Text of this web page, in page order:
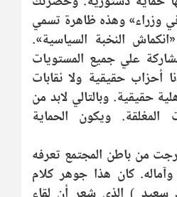
وزراء» وهذه ظاهرة تسمي
النخبة السياسية».
علي جميع المستويات
أحزاب حقيقية ولا نقابات
حقيقية. وبالتالي لابد من
المغلقة. ويكون الحماية
من باطن المجتمع تعرفه
كان هذا جوهر كلام